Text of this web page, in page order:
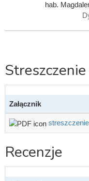
hab.
Streszczenie
Załącznik
streszczenie
Recenzje